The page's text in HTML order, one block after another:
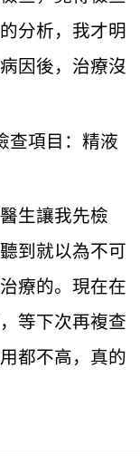
分析，我才明
因後，治療沒
查項目：精液
生讓我先檢
到就以為不可
療的。現在在
等下次再複查
都不高，真的